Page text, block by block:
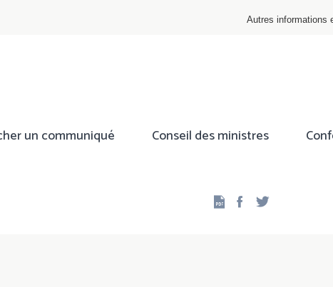
Autres informations
un communiqué Conseil des ministres
Facebook